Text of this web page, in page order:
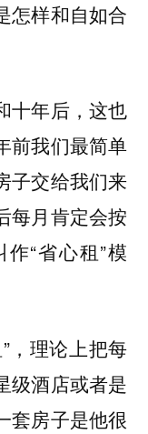
怎样和自如合
十年后，这也
前我们最简单
子交给我们来
每月肯定会按
“省心租”模
，理论上把每
级酒店或者是
套房子是他很